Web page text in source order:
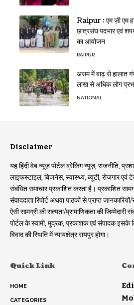
Raipur : एम ज़ी एम
छात्रसंघ पदभार एवं
का आयोजन
RAIPUR
असम में बाढ़ से हालात
लाख से अधिक लोग
NATIONAL
Disclaimer
यह हिंदी वेब न्यूज़ पोर्टल ब्रेकिंग न्यूज़, राजनीति,
लाइफस्टाइल, बिजनेस, स्वास्थ्य, ब्यूटी, रोजगार एवं
संबंधित समाचार प्रकाशित करता है। प्रकाशित
संवाददाता रिपोर्ट अथवा पाठकों से प्राप्त
ऐसी सामग्री की सत्यता/प्रामाणिकता की जिम्मेदारी
पोर्टल के स्वामी, मुद्रक, प्रकाशक एवं संपादक इसके
विवाद की स्थिति में न्यायक्षेत्र रायपुर होगा।
Quick Link
HOME
CATEGORIES